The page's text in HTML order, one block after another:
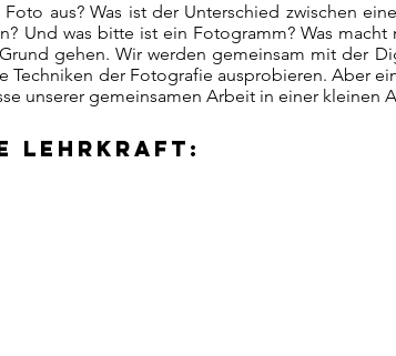
aus? Was ist der Unterschied zwischen
Und was bitte ist ein Fotogramm? Was
gehen. Wir werden gemeinsam mit der
Techniken der Fotografie ausprobieren. Aber
unserer gemeinsamen Arbeit in einer kleinen
Lehrkraft: